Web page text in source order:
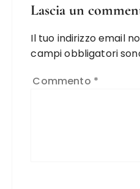
Lascia un
Il tuo indirizzo email
campi obbligatori
Commento *